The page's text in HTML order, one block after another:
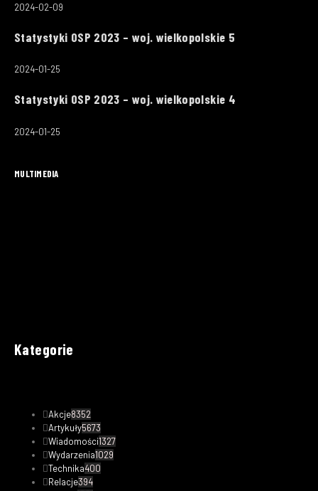
2024-02-09
Statystyki OSP 2023 – woj. wielkopolskie 5
2024-01-25
Statystyki OSP 2023 – woj. wielkopolskie 4
2024-01-25
MULTIMEDIA
Kategorie
Akcje8352
Artykuły5673
Wiadomości1327
Wydarzenia1029
Technika400
Relacje394